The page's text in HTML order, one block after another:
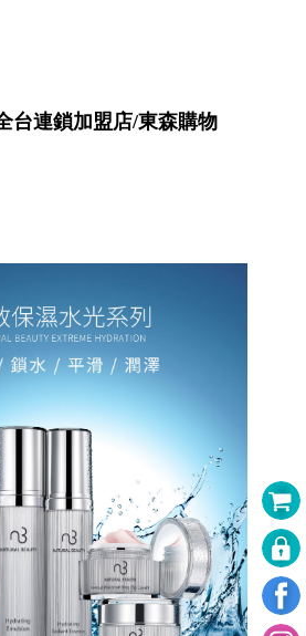
台連鎖加盟店/東森購物